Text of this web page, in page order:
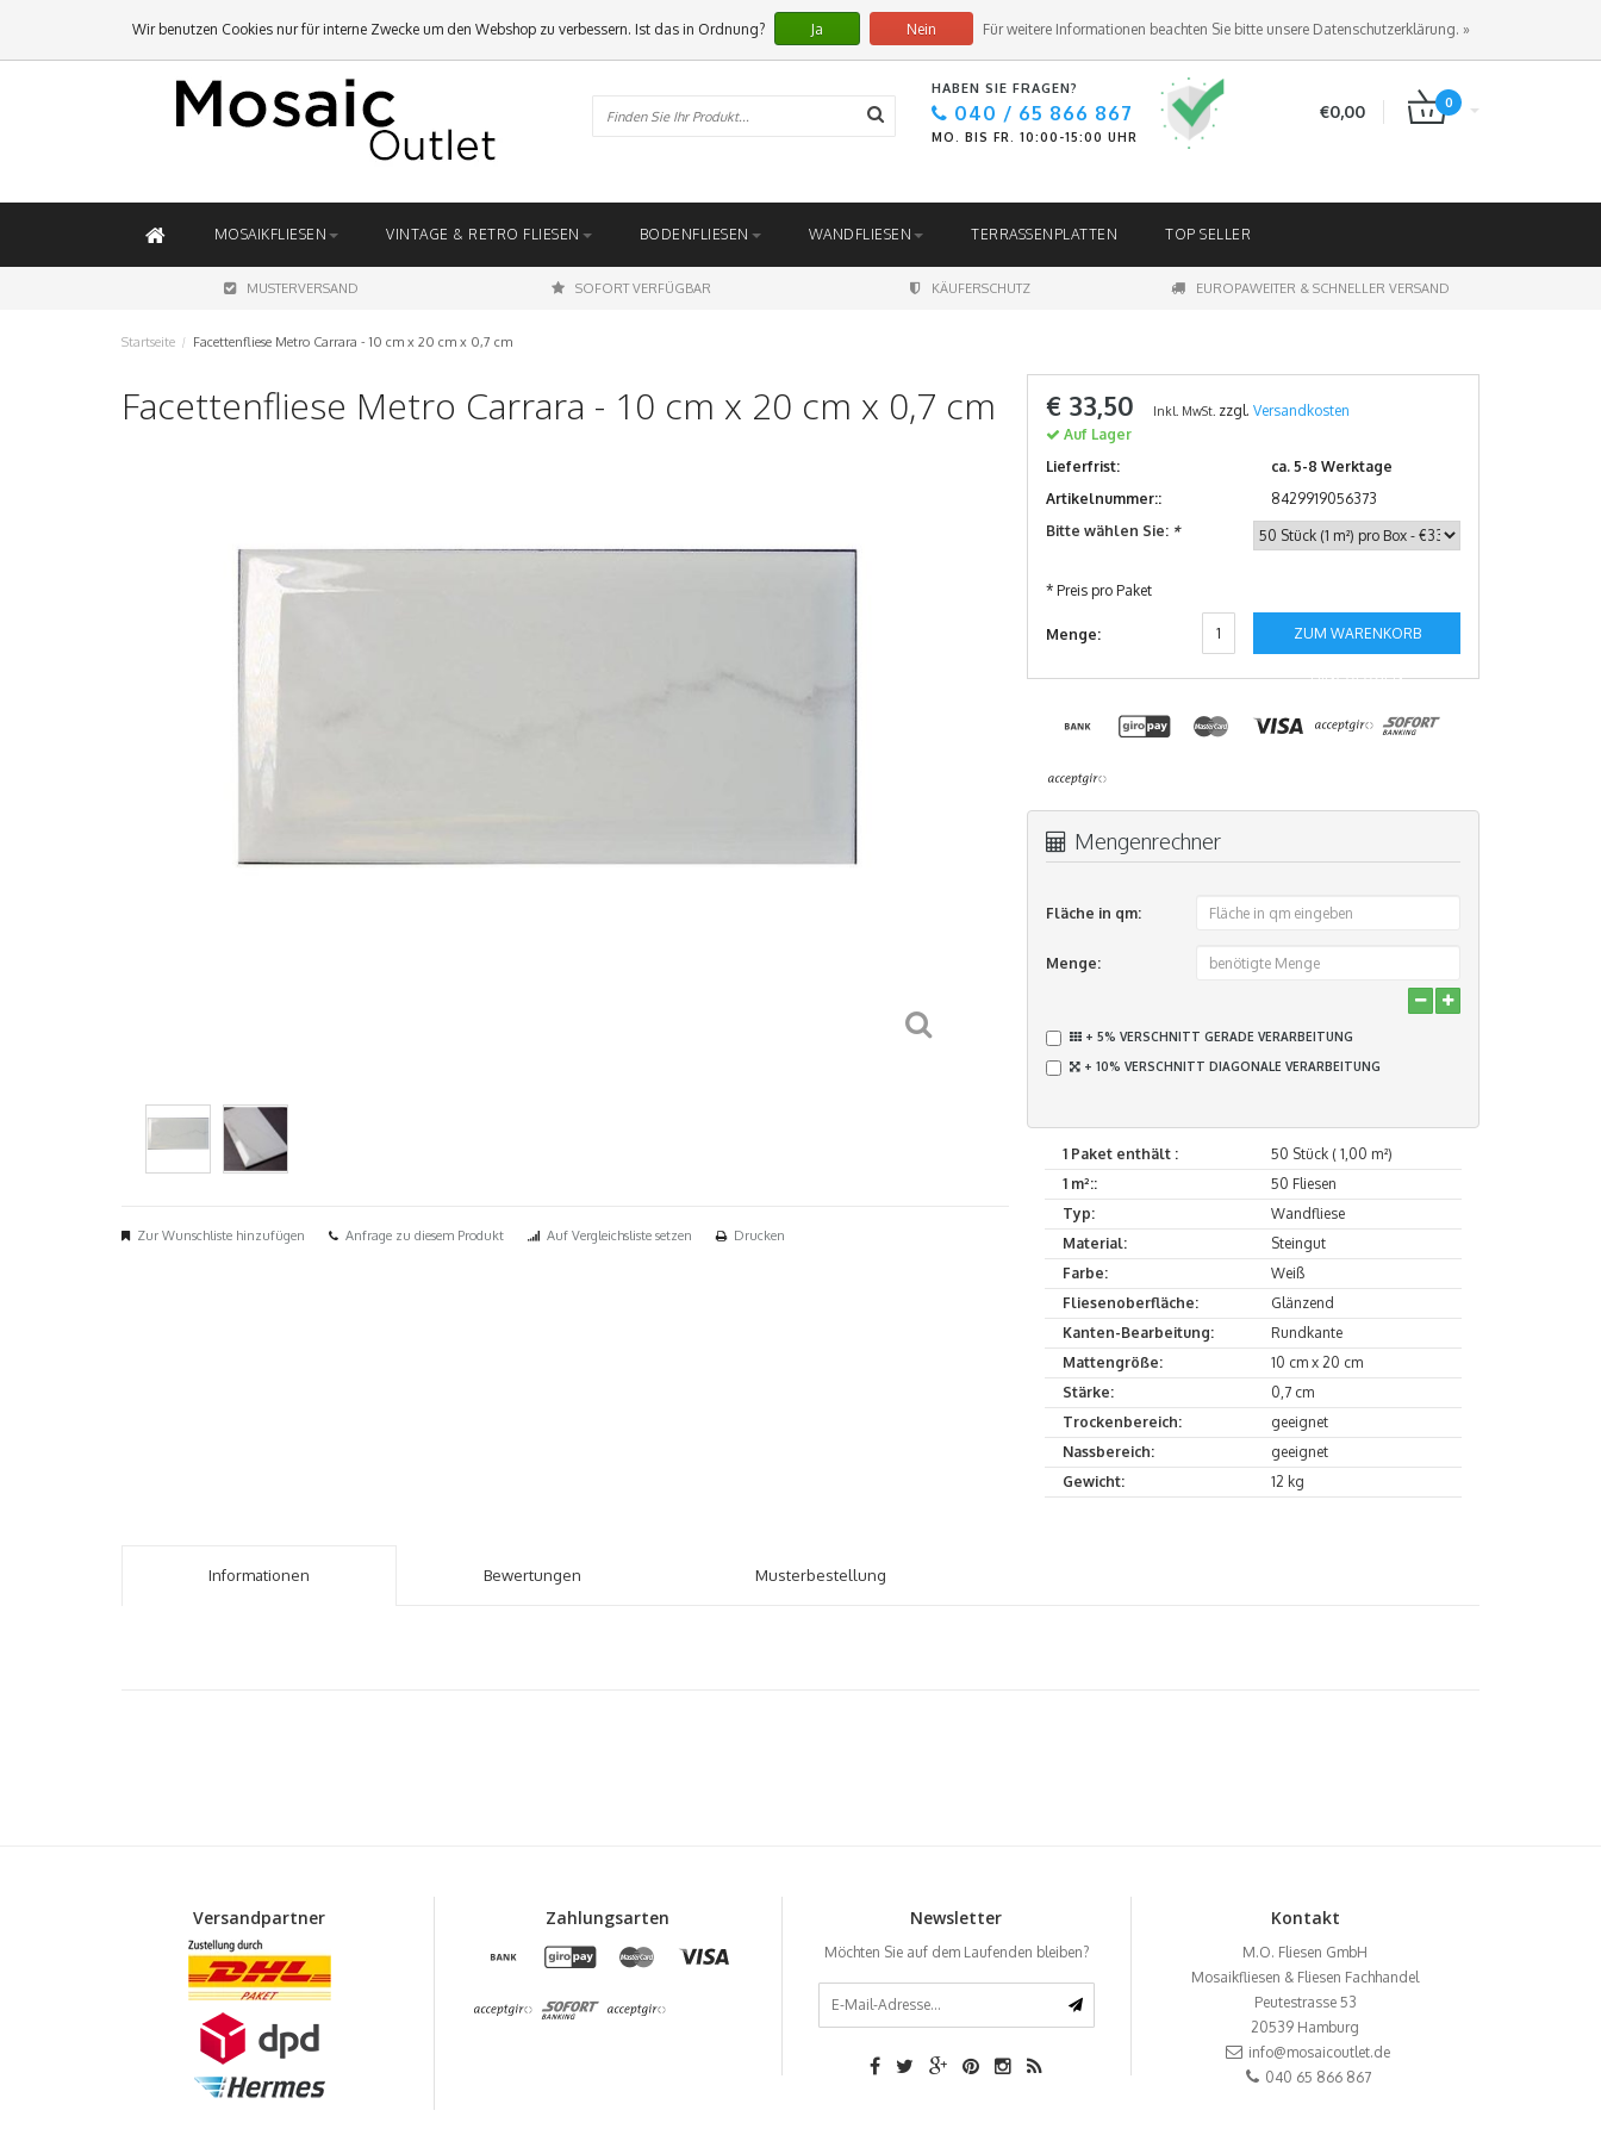
ANMELDEN KUNDENKONTO ANLEGEN
HABEN SIE FRAGEN?
040 / 65 866 867
MO. BIS FR. 10:00-15:00 UHR
€0,00 0
MOSAIKFLIESEN VINTAGE & RETRO FLIESEN BODENFLIESEN WANDFLIESEN TERRASSENPLATTEN TOP SELLER
MUSTERVERSAND SOFORT VERFÜGBAR KÄUFERSCHUTZ EUROPAWEITER & SCHNELLER VERSAND
Startseite / Facettenfliese Metro Carrara - 10 cm x 20 cm x 0,7 cm
Facettenfliese Metro Carrara - 10 cm x 20 cm x 0,7 cm
Zur Wunschliste hinzufügen Anfrage zu diesem Produkt Auf Vergleichsliste setzen Drucken
€ 33,50 Inkl. MwSt. zzgl. Versandkosten
Auf Lager
Lieferfrist:
ca. 5-8 Werktage
Artikelnummer::
8429919056373
Bitte wählen Sie: *
* Preis pro Paket
Menge: ZUM WARENKORB
HINZUFÜGEN
Mengenrechner
Fläche in qm:
Menge:
+ 5% VERSCHNITT GERADE VERARBEITUNG
+ 10% VERSCHNITT DIAGONALE VERARBEITUNG
1 Paket enthält :
50 Stück ( 1,00 m²)
1 m²::
50 Fliesen
Typ:
Wandfliese
Material:
Steingut
Farbe:
Weiß
Fliesenoberfläche:
Glänzend
Kanten-Bearbeitung:
Rundkante
Mattengröße:
10 cm x 20 cm
Stärke:
0,7 cm
Trockenbereich:
geeignet
Nassbereich:
geeignet
Gewicht:
12 kg
Informationen Bewertungen Musterbestellung
Versandpartner Zahlungsarten Newsletter
Möchten Sie auf dem Laufenden bleiben?
Kontakt
M.O. Fliesen GmbH
Mosaikfliesen & Fliesen Fachhandel
Peutestrasse 53
20539 Hamburg
info@mosaicoutlet.de
040 65 866 867
Wir benutzen Cookies nur für interne Zwecke um den Webshop zu verbessern. Ist das in Ordnung? Ja Nein Für weitere Informationen beachten Sie bitte unsere Datenschutzerklärung. »